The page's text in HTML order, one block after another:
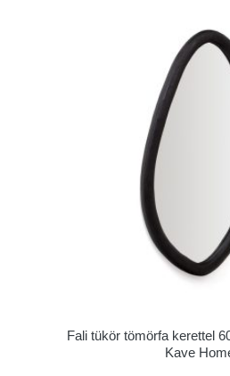
Fali tükör tömörfa kerettel
Kave